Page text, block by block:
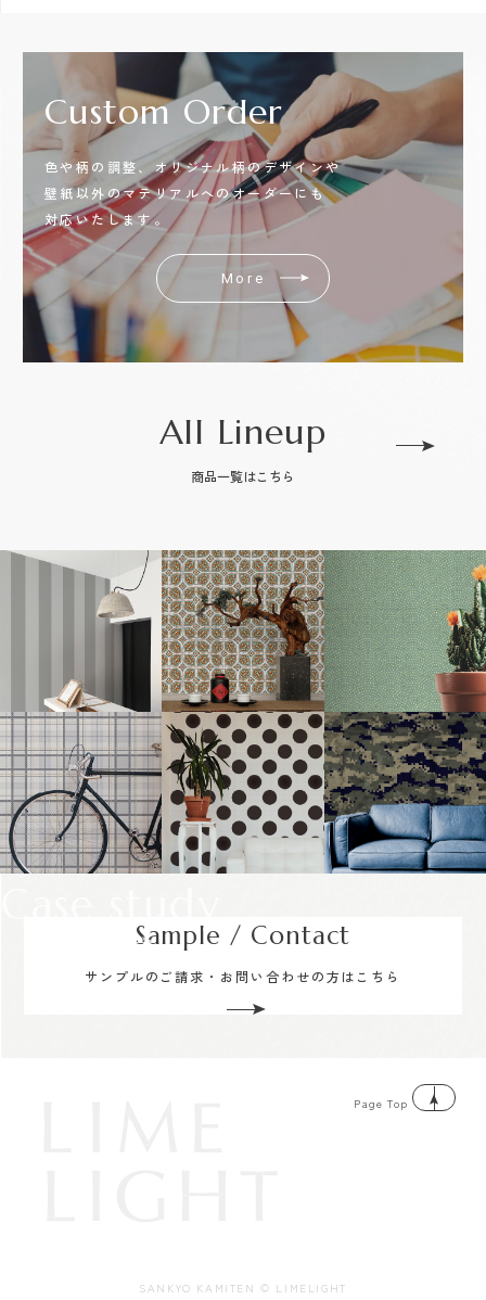
CustomOrder
色や柄の調整、オリジナル柄のデザインや
壁紙以外のマテリアルへのオーダーにも
対応いたします。
More
All Lineup
商品一覧はこちら
Sample / Contact
サンプルのご請求・お問い合わせの方はこちら
SANKYO KAMITEN © LIMELIGHT
Page Top